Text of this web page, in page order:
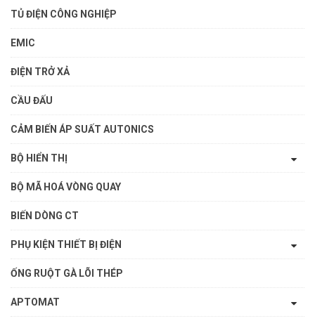
TỦ ĐIỆN CÔNG NGHIỆP
EMIC
ĐIỆN TRỞ XẢ
CẦU ĐẤU
CẢM BIẾN ÁP SUẤT AUTONICS
BỘ HIỂN THỊ
BỘ MÃ HOÁ VÒNG QUAY
BIẾN DÒNG CT
PHỤ KIỆN THIẾT BỊ ĐIỆN
ỐNG RUỘT GÀ LÕI THÉP
APTOMAT